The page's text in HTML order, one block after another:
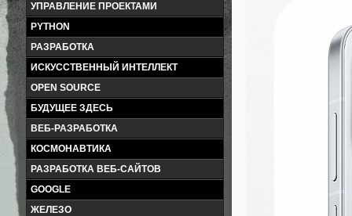
УПРАВЛЕНИЕ ПРОЕКТАМИ
PYTHON
РАЗРАБОТКА
ИСКУССТВЕННЫЙ ИНТЕЛЛЕКТ
OPEN SOURCE
БУДУЩЕЕ ЗДЕСЬ
ВЕБ-РАЗРАБОТКА
КОСМОНАВТИКА
РАЗРАБОТКА ВЕБ-САЙТОВ
GOOGLE
ЖЕЛЕЗО